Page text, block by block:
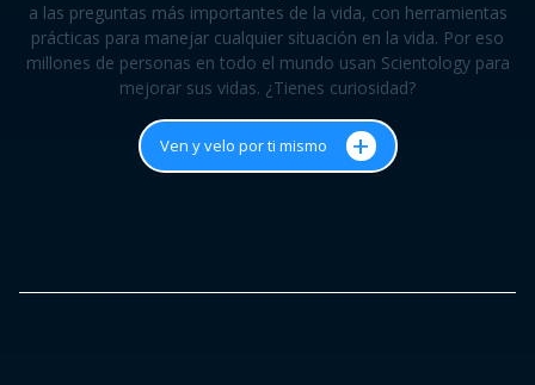
a las preguntas más importantes de la vida, con herramientas
prácticas para manejar cualquier situación en la vida. Por eso
millones de personas en todo el mundo usan Scientology para
mejorar sus vidas. ¿Tienes curiosidad?
Ven y velo por ti mismo +